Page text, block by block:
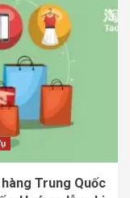
hàng Trung Quốc